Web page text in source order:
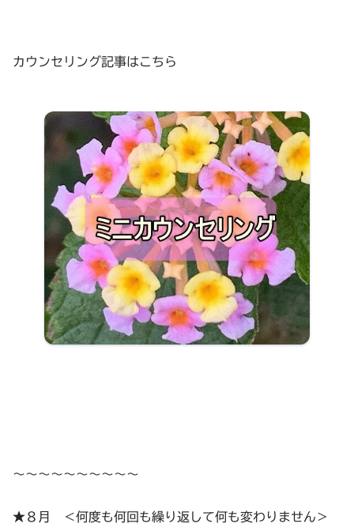
カウンセリング記事はこちら
～～～～～～～～～～
★８月 ＜何度も何回も繰り返して何も変わりません＞